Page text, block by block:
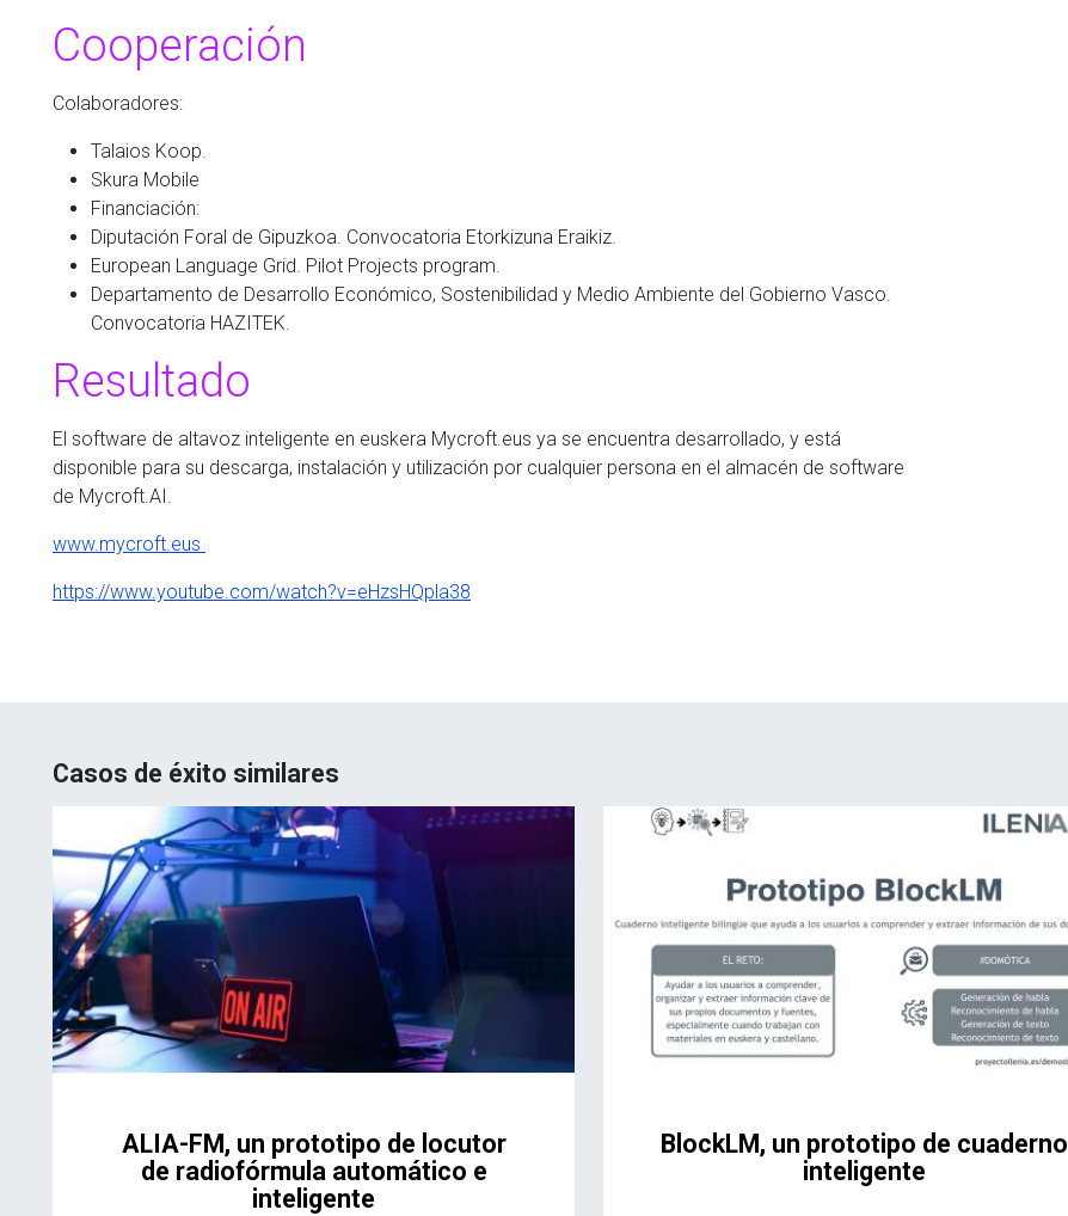
Cooperación
Colaboradores:
Talaios Koop.
Skura Mobile
Financiación:
Diputación Foral de Gipuzkoa. Convocatoria Etorkizuna Eraikiz.
European Language Grid. Pilot Projects program.
Departamento de Desarrollo Económico, Sostenibilidad y Medio Ambiente del Gobierno Vasco.
Convocatoria HAZITEK.
Resultado
El software de altavoz inteligente en euskera Mycroft.eus ya se encuentra desarrollado, y está
disponible para su descarga, instalación y utilización por cualquier persona en el almacén de software
de Mycroft.AI.
www.mycroft.eus
https://www.youtube.com/watch?v=eHzsHQpla38
Casos de éxito similares
ALIA-FM, un prototipo de locutor
de radiofórmula automático e
inteligente
BlockLM, un prototipo de cuaderno
inteligente